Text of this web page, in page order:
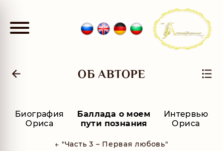
ОБ АВТОРЕ
Биография
Ориса
Баллада о моем
пути познания
Интервью
Ориса
← "Часть 3 – Первая любовь"